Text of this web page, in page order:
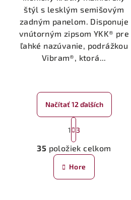
štýl s lesklým semišovým
zadným panelom. Disponuje
vnútorným zipsom YKK® pre
ľahké nazúvanie, podrážkou
Vibram®, ktorá...
O
v
l
á
Načítať 12 ďalších
S
t
r
á
n
k
1 3
35 položiek celkom
Hore